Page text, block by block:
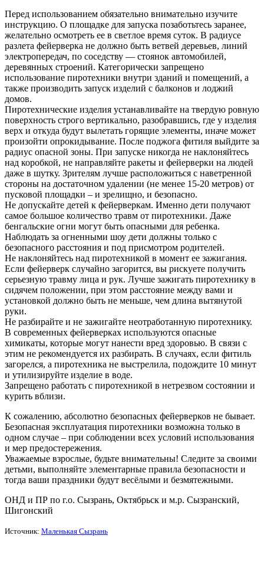
Перед использованием обязательно внимательно изучите
инструкцию. О площадке для запуска позаботьтесь заранее,
желательно осмотреть ее в светлое время суток. В радиусе
разлета фейерверка не должно быть ветвей деревьев, линий
электропередач, по соседству — стоянок автомобилей,
деревянных строений. Категорически запрещено
использование пиротехники внутри зданий и помещений, а
также производить запуск изделий с балконов и лоджий
домов.
Пиротехнические изделия устанавливайте на твердую ровную
поверхность строго вертикально, разобравшись, где у изделия
верх и откуда будут вылетать горящие элементы, иначе может
произойти опрокидывание. После поджога фитиля выйдите за
радиус опасной зоны. При запуске никогда не наклоняйтесь
над коробкой, не направляйте ракеты и фейерверки на людей
даже в шутку. Зрителям лучше расположиться с наветренной
стороны на достаточном удалении (не менее 15-20 метров) от
пусковой площадки – и зрелищно, и безопасно.
Не допускайте детей к фейерверкам. Именно дети получают
самое большое количество травм от пиротехники. Даже
бенгальские огни могут быть опасными для ребенка.
Наблюдать за огненными шоу дети должны только с
безопасного расстояния и под присмотром родителей.
Не наклоняйтесь над пиротехникой в момент ее зажигания.
Если фейерверк случайно загорится, вы рискуете получить
серьезную травму лица и рук. Лучше зажигать пиротехнику в
сидячем положении, при этом расстояние между вами и
установкой должно быть не меньше, чем длина вытянутой
руки.
Не разбирайте и не зажигайте неотработанную пиротехнику.
В современных фейерверках используются опасные
химикаты, которые могут нанести вред здоровью. В связи с
этим не рекомендуется их разбирать. В случаях, если фитиль
загорелся, а пиротехника не выстрелила, подождите 10 минут
и утилизируйте изделие в воде.
Запрещено работать с пиротехникой в нетрезвом состоянии и
курить вблизи.
К сожалению, абсолютно безопасных фейерверков не бывает.
Безопасная эксплуатация пиротехники возможна только в
одном случае – при соблюдении всех условий использования
и мер предостережения.
Уважаемые взрослые, будьте внимательны! Следите за своими
детьми, выполняйте элементарные правила безопасности и
тогда ваши праздники будут весёлыми и безмятежными.
ОНД и ПР по г.о. Сызрань, Октябрьск и м.р. Сызранский,
Шигонский
Источник: Маленькая Сызрань